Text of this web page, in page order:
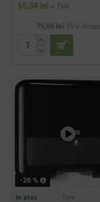
65,34 lei + TVA
79,06 lei TVA inclus
-26 %
In stoc Tork